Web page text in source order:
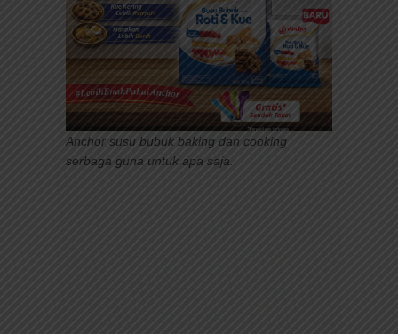
Anchor susu bubuk baking dan cooking
serbaga guna untuk apa saja.